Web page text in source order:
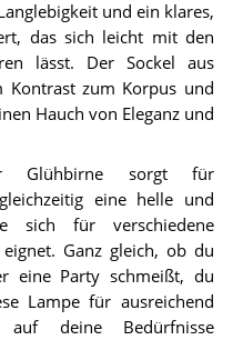
und ein klares,
das sich leicht mit den
lässt. Der Sockel aus
zum Korpus und
Hauch von Eleganz und
Glühbirne sorgt für
eine helle und
sich für verschiedene
Ganz gleich, ob du
eine Party schmeißt, du
Lampe für ausreichend
deine Bedürfnisse